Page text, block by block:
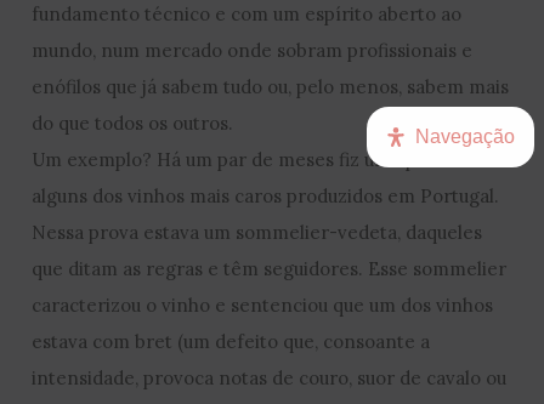
fundamento técnico e com um espírito aberto ao
mundo, num mercado onde sobram profissionais e
enófilos que já sabem tudo ou, pelo menos, sabem mais
do que todos os outros.
Um exemplo? Há um par de meses fiz uma prova de
alguns dos vinhos mais caros produzidos em Portugal.
Nessa prova estava um sommelier-vedeta, daqueles
que ditam as regras e têm seguidores. Esse sommelier
caracterizou o vinho e sentenciou que um dos vinhos
estava com bret (um defeito que, consoante a
intensidade, provoca notas de couro, suor de cavalo ou
Navegação